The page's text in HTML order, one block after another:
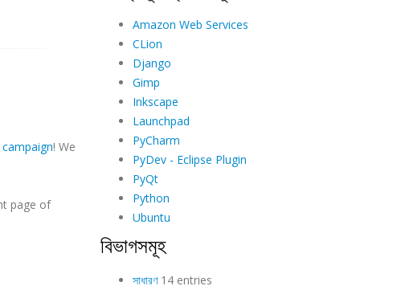
! We
page of
Amazon Web Services
CLion
Django
Gimp
Inkscape
Launchpad
PyCharm
PyDev - Eclipse Plugin
PyQt
Python
Ubuntu
বিভাগসমূহ
সাধারণ14 entries